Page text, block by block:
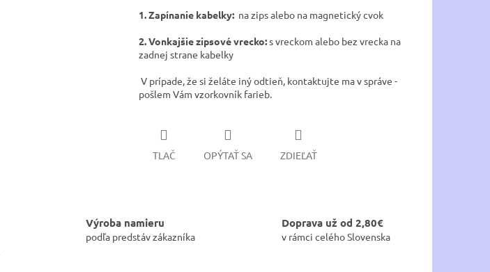
1. Zapínanie kabelky: na zips alebo na magnetický cvok
2. Vonkajšie zipsové vrecko:s vreckom alebo bez vrecka na
zadnej strane kabelky
V prípade, že si želáte iný odtieň, kontaktujte ma v správe -
pošlem Vám vzorkovník farieb.
TLAČ OPÝTAŤ SA ZDIEĽAŤ
Výroba namieru
podľa predstáv zákazníka
Doprava už od 2,80€
v rámci celého Slovenska